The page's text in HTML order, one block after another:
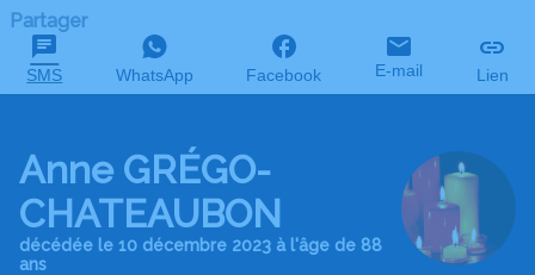
Partager
SMS WhatsApp Facebook E-mail Lien
Anne GRÉGO-
CHATEAUBON
décédée le 10 décembre 2023 à l'âge de 88
ans